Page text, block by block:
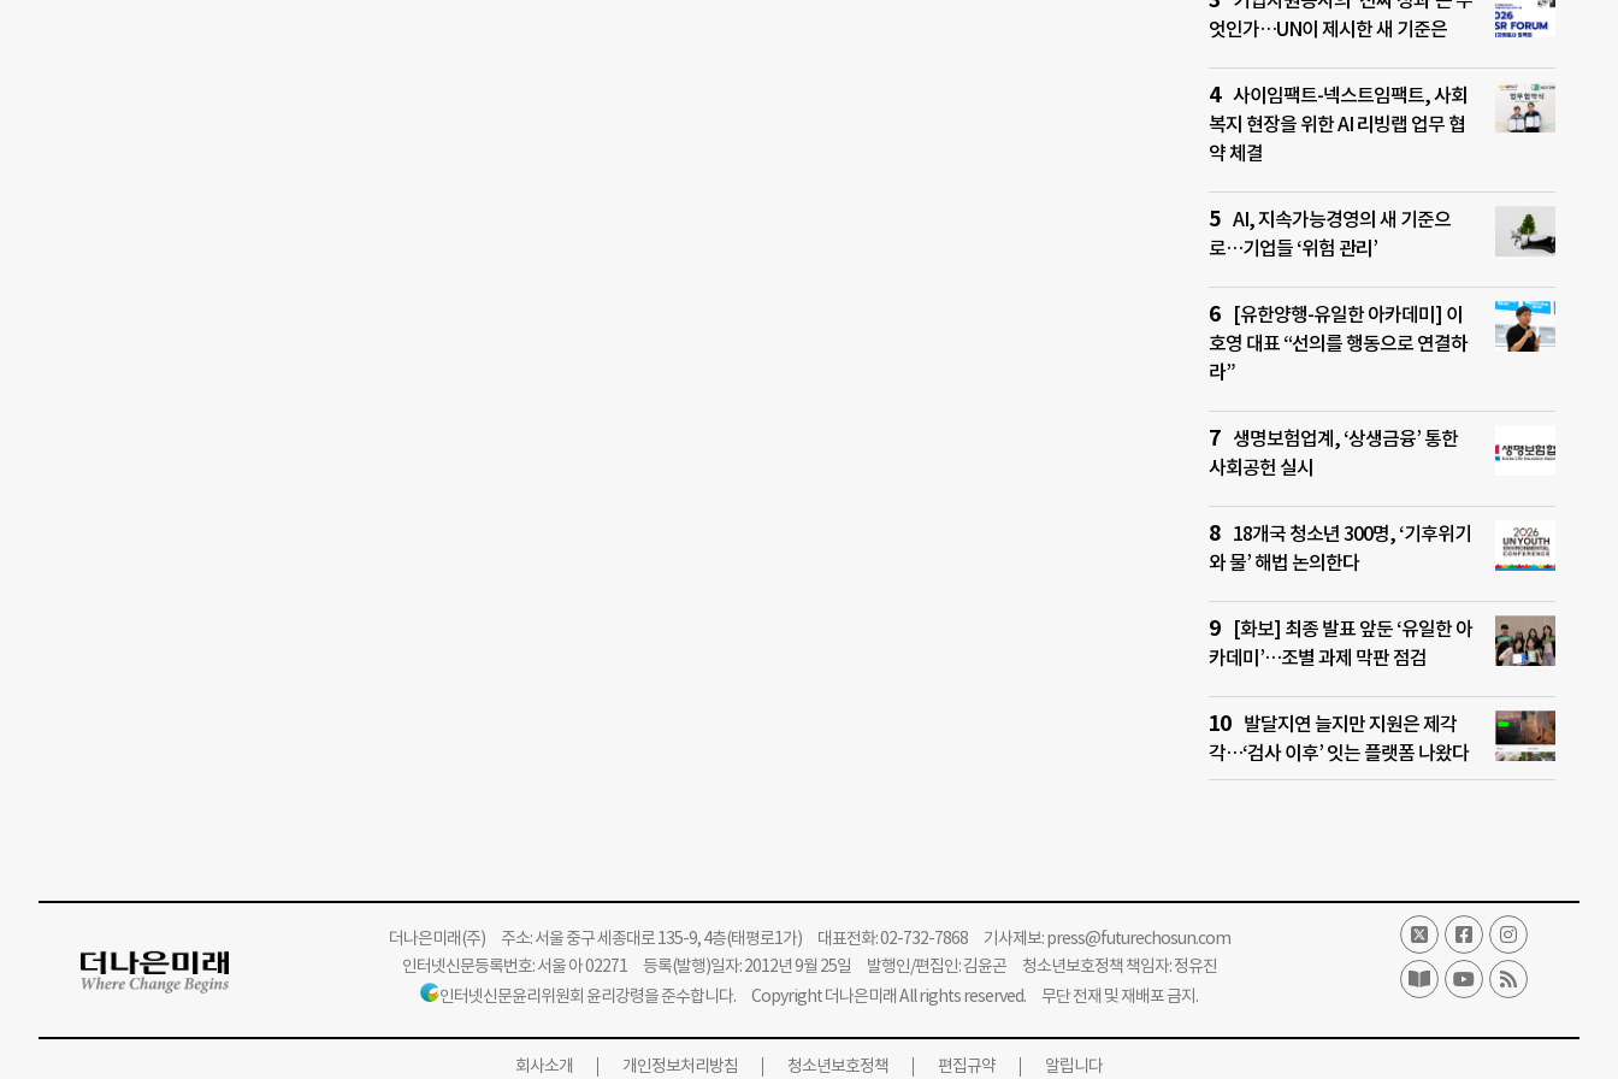
엇인가…UN이 제시한 새 기준은
사이임팩트-넥스트임팩트, 사회
복지 현장을 위한 AI 리빙랩 업무 협
약 체결
AI, 지속가능경영의 새 기준으
로…기업들 ‘위험 관리’
[유한양행-유일한 아카데미] 이
호영 대표 “선의를 행동으로 연결하
라”
생명보험업계, ‘상생금융’ 통한
사회공헌 실시
18개국 청소년 300명, ‘기후위기
와 물’ 해법 논의한다
[화보] 최종 발표 앞둔 ‘유일한 아
카데미’…조별 과제 막판 점검
발달지연 늘지만 지원은 제각
각…‘검사 이후’ 잇는 플랫폼 나왔다
더나은미래(주)주소: 서울 중구 세종대로 135-9, 4층(태평로1가) 대표전화: 02-732-7868 기사제보:press@futurechosun.com
인터넷신문등록번호: 서울 아 02271 등록(발행)일자: 2012년 9월 25일 발행인/편집인: 김윤곤 청소년보호정책 책임자: 정유진
인터넷신문윤리위원회 윤리강령을 준수합니다. Copyright 더나은미래 All rights reserved. 무단 전재 및 재배포 금지.
회사소개 개인정보처리방침 청소년보호정책 편집규약 알립니다